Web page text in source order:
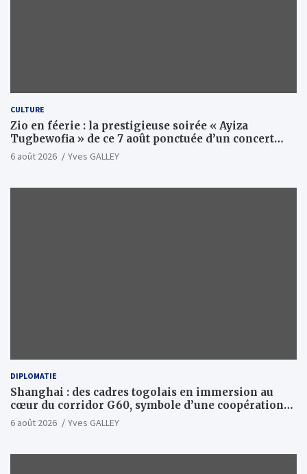
CULTURE
Zio en féerie : la prestigieuse soirée « Ayiza
Tugbewofia » de ce 7 août ponctuée d’un concert
XXL d’anthologie
6 août 2026 Yves GALLEY
DIPLOMATIE
Shanghai : des cadres togolais en immersion au
cœur du corridor G60, symbole d’une coopération
sino-togolaise axée sur l’excellence et le leadership
6 août 2026 Yves GALLEY